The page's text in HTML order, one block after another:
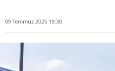
09 Temmuz 2025 19:30